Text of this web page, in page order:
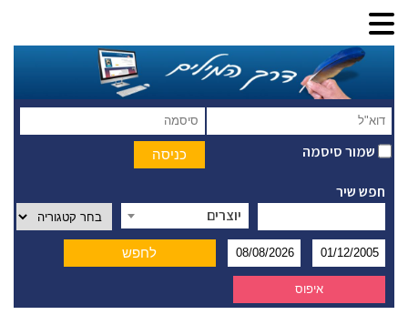
שמור סיסמה
חפש שיר
יוצרים